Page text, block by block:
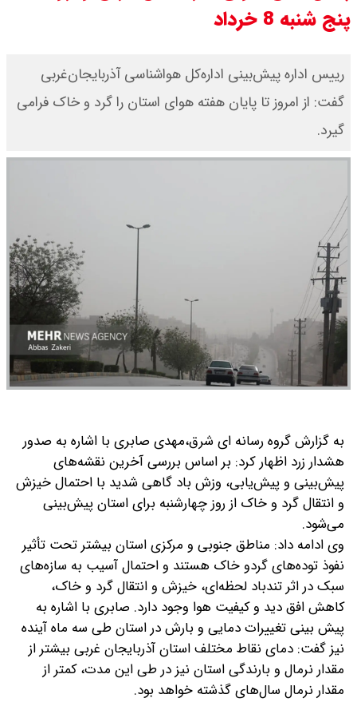
سنتی جمهوری‌خواهان را از دست می
دهد؟
پنج شنبه 8 خرداد
رییس اداره پیش‌بینی اداره‌کل هواشناسی آذربایجان‌غربی
گفت: از امروز تا پایان هفته هوای استان را گرد و خاک فرامی
گیرد.
به گزارش گروه رسانه ای شرق،مهدی صابری با اشاره به صدور
هشدار زرد اظهار کرد: بر اساس بررسی آخرین نقشه‌های
پیش‌بینی و پیش‌یابی، وزش باد گاهی شدید با احتمال خیزش
و انتقال گرد و خاک از روز چهارشنبه برای استان پیش‌بینی
می‌شود.
وی ادامه داد: مناطق جنوبی و مرکزی استان بیشتر تحت تأثیر
نفوذ توده‌های گردو خاک هستند و احتمال آسیب به سازه‌های
سبک در اثر تندباد لحظه‌ای، خیزش و انتقال گرد و خاک،
کاهش افق دید و کیفیت هوا وجود دارد. صابری با اشاره به
پیش بینی تغییرات دمایی و بارش در استان طی سه ماه آینده
نیز گفت: دمای نقاط مختلف استان آذربایجان غربی بیشتر از
مقدار نرمال و بارندگی استان نیز در طی این مدت، کمتر از
مقدار نرمال سال‌های گذشته خواهد بود.